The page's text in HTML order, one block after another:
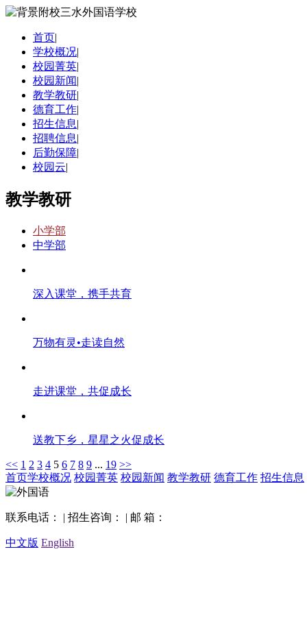
首页|
学校概况|
校园菁英|
校园新闻|
教学教研|
德育工作|
招生信息|
招聘信息|
后勤保障|
校园云|
教学教研
小学部
中学部
深入课堂，携手共育
万物有灵•走读自然
走进课堂，共促成长
送教下乡，星星之火促成长
<< 1 2 3 4 5 6 7 8 9 ... 19 >>
首页学校概况 校园菁英 校园新闻 教学教研 德育工作 招生信息
联系电话： | 招生咨询： | 邮 箱：
中文版 English